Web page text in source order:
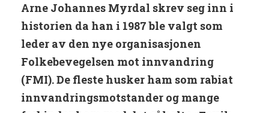
Arne Johannes Myrdal skrev seg inn i
historien da han i 1987 ble valgt som
leder av den nye organisasjonen
Folkebevegelsen mot innvandring
(FMI). De fleste husker ham som rabiat
innvandringsmotstander og mange